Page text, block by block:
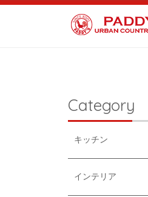
Category
キッチン
インテリア